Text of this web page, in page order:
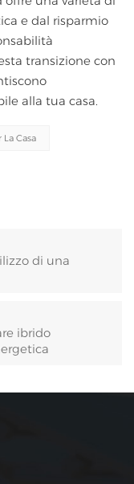
e dal risparmio
transizione con
alla tua casa.
Casa
di una
ibrido